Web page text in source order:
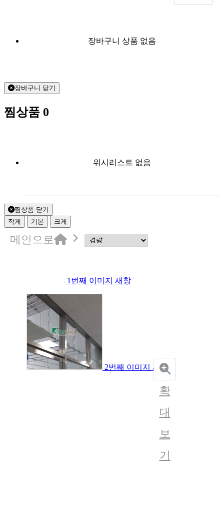
장바구니 상품 없음
장바구니 닫기
찜상품 0
위시리스트 없음
찜상품 닫기
작게
기본 크게
메인으로
확
대
보
기
1번째 이미지 새창
2번째 이미지 새창